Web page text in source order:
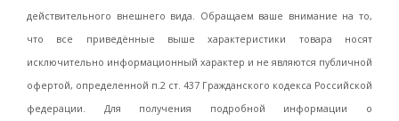
действительного внешнего вида. Обращаем ваше внимание на то,
что все приведённые выше характеристики товара носят
исключительно информационный характер и не являются публичной
офертой, определенной п.2 ст. 437 Гражданского кодекса Российской
федерации. Для получения подробной информации о